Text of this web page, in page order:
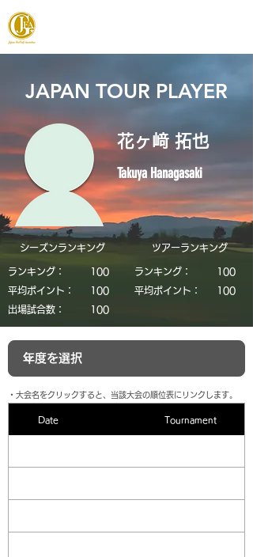
JAPAN TOUR PLAYER
花ヶ﨑 拓也
Takuya Hanagasaki
シーズンランキング
ランキング：
​100
平均ポイント：
​100
​出場試合数：
​100
​ツアーランキング
ランキング：
​100
平均ポイント：
​100
​・大会名をクリックすると、当該大会の順位表にリンクします。
Date Tournament